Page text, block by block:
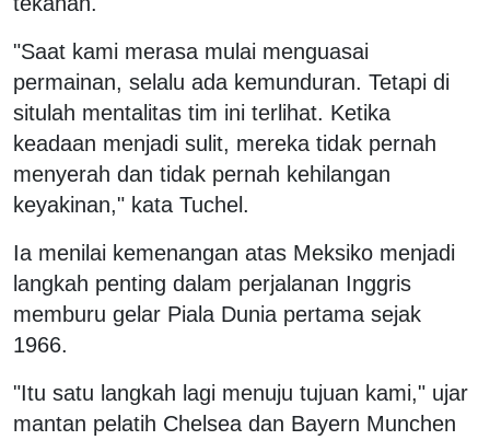
"Saat kami merasa mulai menguasai
permainan, selalu ada kemunduran. Tetapi di
situlah mentalitas tim ini terlihat. Ketika
keadaan menjadi sulit, mereka tidak pernah
menyerah dan tidak pernah kehilangan
keyakinan," kata Tuchel.
Ia menilai kemenangan atas Meksiko menjadi
langkah penting dalam perjalanan Inggris
memburu gelar Piala Dunia pertama sejak
1966.
"Itu satu langkah lagi menuju tujuan kami," ujar
mantan pelatih Chelsea dan Bayern Munchen